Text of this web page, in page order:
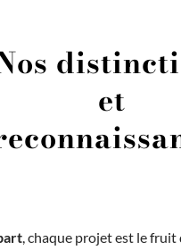
et
, chaque projet est le fruit